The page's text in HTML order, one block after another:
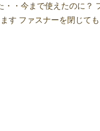
・・今まで使えたのに？
す ファスナーを閉じて